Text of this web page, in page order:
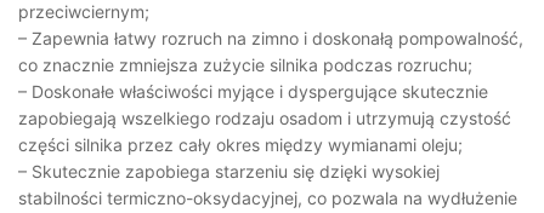
przeciwciernym;
– Zapewnia łatwy rozruch na zimno i doskonałą pompowalność,
co znacznie zmniejsza zużycie silnika podczas rozruchu;
– Doskonałe właściwości myjące i dyspergujące skutecznie
zapobiegają wszelkiego rodzaju osadom i utrzymują czystość
części silnika przez cały okres między wymianami oleju;
– Skutecznie zapobiega starzeniu się dzięki wysokiej
stabilności termiczno-oksydacyjnej, co pozwala na wydłużenie